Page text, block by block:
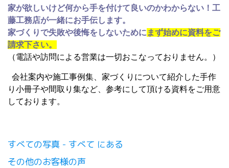
家が欲しいけど何から手を付けて良いのかわからない！工
藤工務店が一緒にお手伝します。
家づくりで失敗や後悔をしないために まず始めに資料をご
請求下さい。
（電話や訪問による営業は一切おこなっておりません。）
会社案内や施工事例集、家づくりについて紹介した手作
り小冊子や間取り集など、参考にして頂ける資料をご用意
しております。
すべての写真 - すべて にある
その他のお客様の声